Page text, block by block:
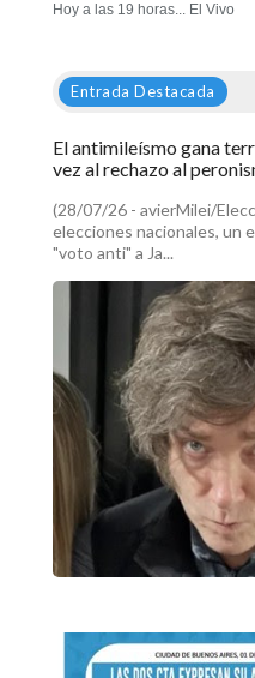
Hoy a las 19 horas... El Vivo
Entrada Destacada
El antimileísmo gana
vez al rechazo al
(28/07/26 - avierMilei/
elecciones nacionales, un
"voto anti" a Ja...